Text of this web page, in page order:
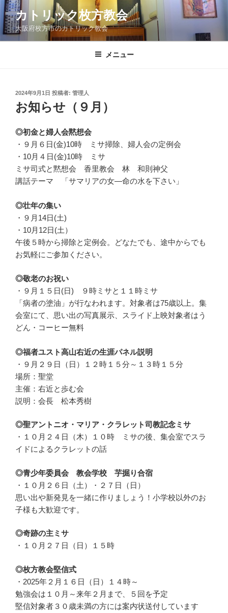
コ
ン
テ
ン
カトリック枚方教会
大阪府枚方市のカトリック教会
メニュー
投
稿
日:
2024年9月1日 投稿者: 管理人
お知らせ（９月）
◎初金と婦人会黙想会
・９月６日(金)10時 ミサ掃除、婦人会の定例会
・10月４日(金)10時 ミサ
ミサ司式と黙想会 香里教会 林 和則神父
講話テーマ 「サマリアの女―命の水を下さい」
◎壮年の集い
・９月14日(土)
・10月12日(土）
午後５時から掃除と定例会。どなたでも、途中からでも
お気軽にご参加ください。
◎敬老のお祝い
・９月１５日(日) ９時ミサと１１時ミサ
「病者の塗油」が行なわれます。対象者は75歳以上。集
会室にて、思い出の写真展示、スライド上映対象者はう
どん・コーヒー無料
◎福者ユスト高山右近の生涯パネル説明
・９月２９日（日）１２時１５分～１３時１５分
場所：聖堂
主催：右近と歩む会
説明：会長 松本秀樹
◎聖アントニオ・マリア・クラレット司教記念ミサ
・１０月２４日（木）１０時 ミサの後、集会室でスラ
イドによるクラレットの話
◎青少年委員会 教会学校 芋掘り合宿
・１０月２６日（土）・２７日（日）
思い出や新発見を一緒に作りましょう！小学校以外のお
子様も大歓迎です。
◎奇跡の主ミサ
・１０月２７日（日）１５時
◎枚方教会堅信式
・2025年２月１６日（日）１４時～
勉強会は１０月～来年２月まで、５回を予定
堅信対象者３０歳未満の方には案内状送付しています